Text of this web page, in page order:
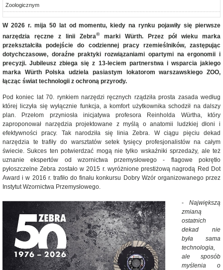
Zoologicznym
W 2026 r. mija 50 lat od momentu, kiedy na rynku pojawiły się pierwsze
narzędzia ręczne z linii Zebra®marki Würth. Przez pół wieku marka
przekształciła podejście do codziennej pracy rzemieślników, zastępując
dotychczasowe, doraźne praktyki rozwiązaniami opartymi na ergonomii i
precyzji. Jubileusz zbiega się z 13-leciem partnerstwa i wsparcia jakiego
marka Würth Polska udziela pasiastym lokatorom warszawskiego ZOO,
łącząc świat technologii z ochroną przyrody.
Pod koniec lat 70. rynkiem narzędzi ręcznych rządziła prosta zasada według
której liczyła się wyłącznie funkcja, a komfort użytkownika schodził na dalszy
plan. Przełom przyniosła inicjatywa profesora Reinholda Würtha, który
zaproponował narzędzia projektowane z myślą o anatomii ludzkiej dłoni i
efektywności pracy. Tak narodziła się linia Zebra. W ciągu pięciu dekad
narzędzia te trafiły do warsztatów setek tysięcy profesjonalistów na całym
świecie. Sukces ten potwierdzać mogą nie tylko wskaźniki sprzedaży, ale też
uznanie ekspertów od wzornictwa przemysłowego - flagowe pokrętło
pyłoszczelne Zebra zostało w 2015 r. wyróżnione prestiżową nagrodą Red Dot
Award i w 2016 r. trafiło do finału konkursu Dobry Wzór organizowanego przez
Instytut Wzornictwa Przemysłowego.
- Największą
zmianą
ostatnich
dekad nie
była sama
technologia,
ale sposób
myślenia o